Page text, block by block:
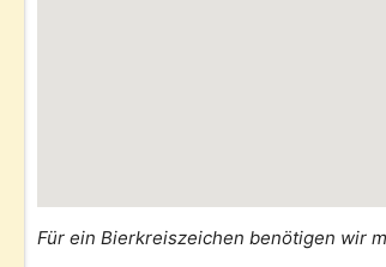
Für ein Bierkreiszeichen benötigen wir